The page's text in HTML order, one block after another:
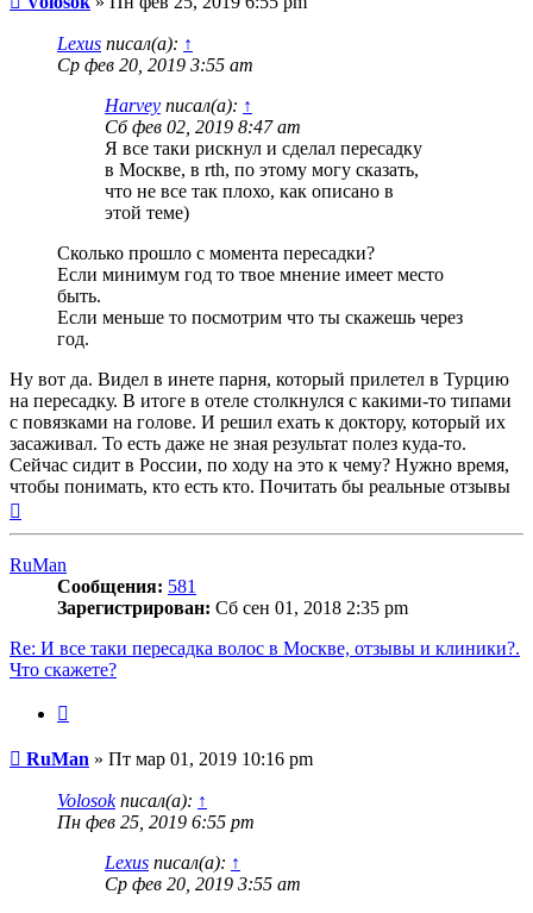
Lexus писал(а): ↑
Ср фев 20, 2019 3:55 am
Harvey писал(а): ↑
Сб фев 02, 2019 8:47 am
Я все таки рискнул и сделал пересадку
в Москве, в rth, по этому могу сказать,
что не все так плохо, как описано в
этой теме)
Сколько прошло с момента пересадки?
Если минимум год то твое мнение имеет место
быть.
Если меньше то посмотрим что ты скажешь через
год.
Ну вот да. Видел в инете парня, который прилетел в Турцию
на пересадку. В итоге в отеле столкнулся с какими-то типами
с повязками на голове. И решил ехать к доктору, который их
засаживал. То есть даже не зная результат полез куда-то.
Сейчас сидит в России, по ходу на это к чему? Нужно время,
чтобы понимать, кто есть кто. Почитать бы реальные отзывы
RuMan
Сообщения: 581
Зарегистрирован: Сб сен 01, 2018 2:35 pm
Re: И все таки пересадка волос в Москве, отзывы и клиники?.
Что скажете?
Сообщение
RuMan » Пт мар 01, 2019 10:16 pm
Volosokписал(а): ↑
Пн фев 25, 2019 6:55 pm
Lexus писал(а): ↑
Ср фев 20, 2019 3:55 am